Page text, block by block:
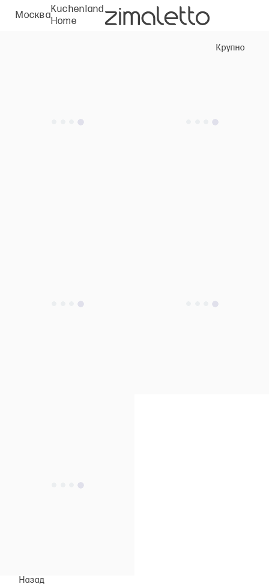
Москва
Kuchenland
Home
Крупно
Назад